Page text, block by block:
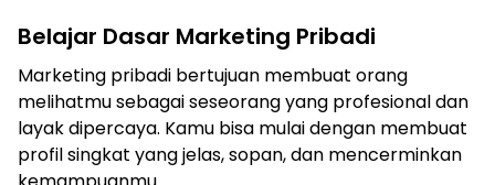
Belajar Dasar Marketing Pribadi
Marketing pribadi bertujuan membuat orang
melihatmu sebagai seseorang yang profesional dan
layak dipercaya. Kamu bisa mulai dengan membuat
profil singkat yang jelas, sopan, dan mencerminkan